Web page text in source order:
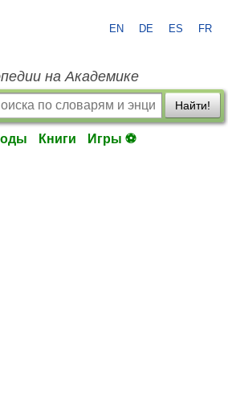
EN DE ES FR
на Академике
Найти!
Книги Игры ⚽